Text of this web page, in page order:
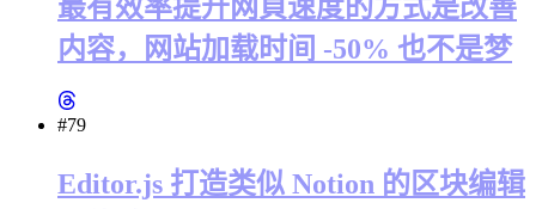
最有效率提升网頁速度的方式是改善
内容，网站加载时间 -50% 也不是梦
#79
Editor.js 打造类似 Notion 的区块编辑